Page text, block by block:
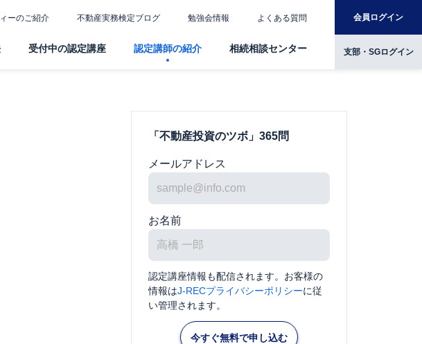
ーのご紹介 不動産実務検定ブログ 勉強会情報 よくある質問 会員ログイン
受付中の認定講座 認定講師の紹介 相続相談センター 支部・SGログイン
「不動産投資のツボ」365問
メールアドレス
お名前
認定講座情報も配信されます。お客様の
情報はJ-RECプライバシーポリシーに従
い管理されます。
今すぐ無料で申し込む